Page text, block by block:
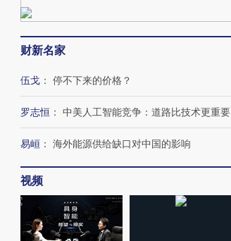
财新名家
伍戈 ： 停不下来的价格？
罗志恒 ： 中美人工智能竞争：道路比技术更重要
易峘 ： 海外能源供给缺口对中国的影响
视频